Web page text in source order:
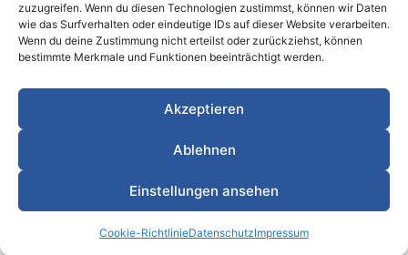
zuzugreifen. Wenn du diesen Technologien zustimmst, können wir Daten
wie das Surfverhalten oder eindeutige IDs auf dieser Website verarbeiten.
Wenn du deine Zustimmung nicht erteilst oder zurückziehst, können
bestimmte Merkmale und Funktionen beeinträchtigt werden.
Akzeptieren
Ablehnen
Einstellungen ansehen
Cookie-RichtlinieDatenschutzImpressum
BELIEBTE KATEGORIEN
Berichte & Analysen Business
Einkauf & Beschaffung
Gesundheit & Vorsorge
Meetings & Protokolle
Personal & HR
Planung & Strategie
Privat
Produktion & Logistik Projektmanagement